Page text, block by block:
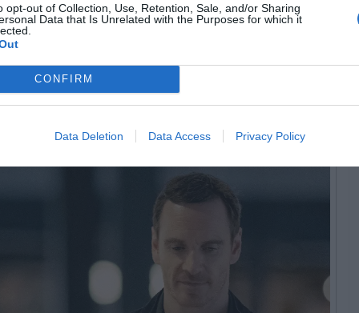
opt-out of Collection, Use, Retention, Sale, and/or Sharing
Data that Is Unrelated with the Purposes for which it
CONFIRM
Data Deletion Data Access Privacy Policy
em Portugal →
The Agency?